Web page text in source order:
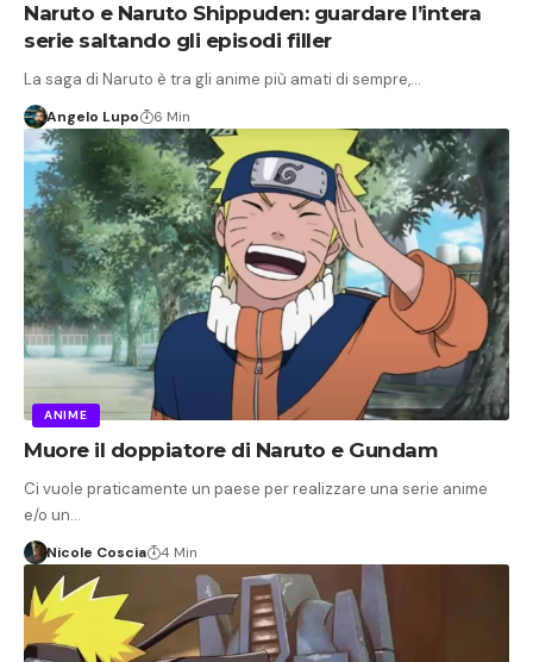
Naruto e Naruto Shippuden: guardare l’intera
serie saltando gli episodi filler
La saga di Naruto è tra gli anime più amati di sempre,…
Angelo Lupo 6 Min
ANIME
Muore il doppiatore di Naruto e Gundam
Ci vuole praticamente un paese per realizzare una serie anime
e/o un…
Nicole Coscia 4 Min